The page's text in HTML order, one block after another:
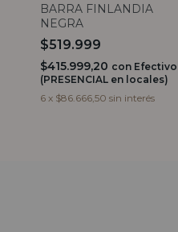
BARRA FINLANDIA
NEGRA
$519.999
$415.999,20 con Efectivo
(PRESENCIAL en locales)
6 x $86.666,50 sin interés